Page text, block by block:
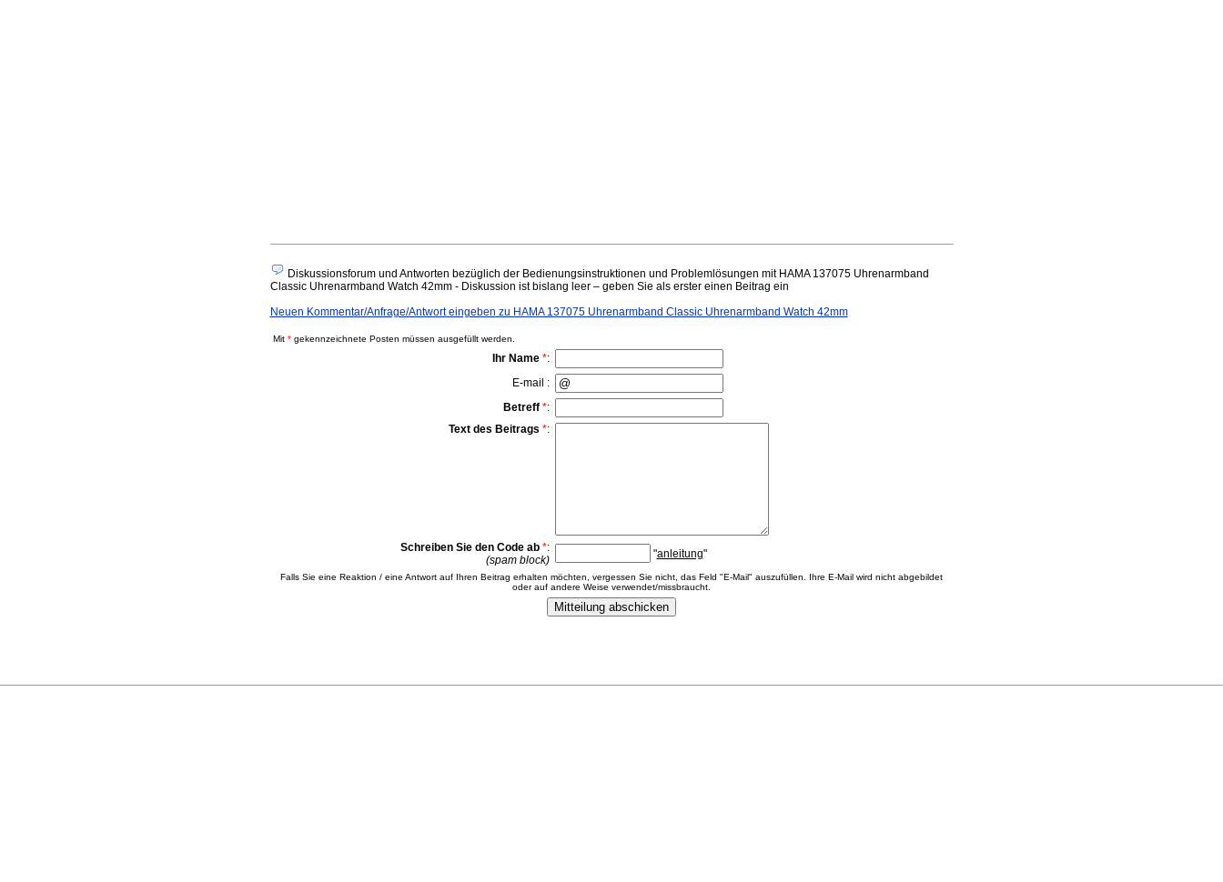
Diskussionsforum und Antworten bezüglich der Bedienungsinstruktionen und Problemlösungen mit HAMA 137075 Uhrenarmband
Classic Uhrenarmband Watch 42mm - Diskussion ist bislang leer – geben Sie als erster einen Beitrag ein
Neuen Kommentar/Anfrage/Antwort eingeben zu HAMA 137075 Uhrenarmband Classic Uhrenarmband Watch 42mm
Mit *gekennzeichnete Posten müssen ausgefüllt werden.
Ihr Name *:
E-mail :
Betreff *:
Text des Beitrags *:
Schreiben Sie den Code ab *:
(spam block)
"anleitung"
Falls Sie eine Reaktion / eine Antwort auf Ihren Beitrag erhalten möchten, vergessen Sie nicht, das Feld "E-Mail" auszufüllen. Ihre E-Mail wird nicht abgebildet
oder auf andere Weise verwendet/missbraucht.